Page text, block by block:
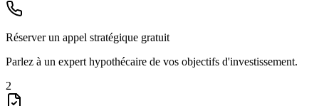
Réserver un appel stratégique gratuit
Parlez à un expert hypothécaire de vos objectifs d'investissement.
2